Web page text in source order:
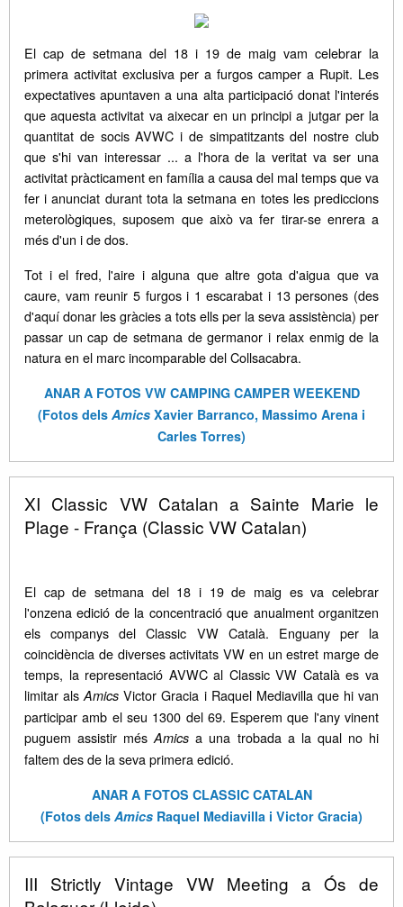
El cap de setmana del 18 i 19 de maig vam celebrar la
primera activitat exclusiva per a furgos camper a Rupit. Les
expectatives apuntaven a una alta participació donat l'interés
que aquesta activitat va aixecar en un principi a jutgar per la
quantitat de socis AVWC i de simpatitzants del nostre club
que s'hi van interessar ... a l'hora de la veritat va ser una
activitat pràcticament en família a causa del mal temps que va
fer i anunciat durant tota la setmana en totes les prediccions
meterològiques, suposem que això va fer tirar-se enrera a
més d'un i de dos.
Tot i el fred, l'aire i alguna que altre gota d'aigua que va
caure, vam reunir 5 furgos i 1 escarabat i 13 persones (des
d'aquí donar les gràcies a tots ells per la seva assistència) per
passar un cap de setmana de germanor i relax enmig de la
natura en el marc incomparable del Collsacabra.
ANAR A FOTOS VW CAMPING CAMPER WEEKEND
(Fotos dels Amics Xavier Barranco, Massimo Arena i
Carles Torres)
XI Classic VW Catalan a Sainte Marie le
Plage - França (Classic VW Catalan)
El cap de setmana del 18 i 19 de maig es va celebrar
l'onzena edició de la concentració que anualment organitzen
els companys del Classic VW Català. Enguany per la
coincidència de diverses activitats VW en un estret marge de
temps, la representació AVWC al Classic VW Català es va
limitar alsAmics Victor Gracia i Raquel Mediavilla que hi van
participar amb el seu 1300 del 69. Esperem que l'any vinent
puguem assistir mésAmics a una trobada a la qual no hi
faltem des de la seva primera edició.
ANAR A FOTOS CLASSIC CATALAN
(Fotos dels Amics Raquel Mediavilla i Victor Gracia)
III Strictly Vintage VW Meeting a Ós de